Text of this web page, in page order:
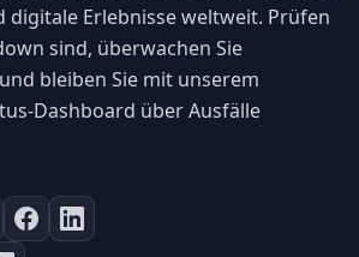
digitale Erlebnisse weltweit. Prüfen
sind, überwachen Sie
bleiben Sie mit unserem
Dashboard über Ausfälle